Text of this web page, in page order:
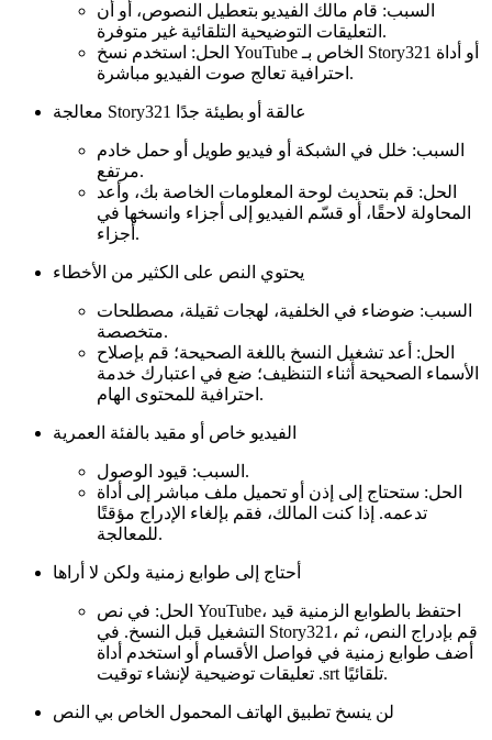
السبب: قام مالك الفيديو بتعطيل النصوص، أو أن
التعليقات التوضيحية التلقائية غير متوفرة.
الحل: استخدم نسخ YouTube الخاص بـ Story321 أو أداة
احترافية تعالج صوت الفيديو مباشرة.
معالجة Story321 عالقة أو بطيئة جدًا
السبب: خلل في الشبكة أو فيديو طويل أو حمل خادم
مرتفع.
الحل: قم بتحديث لوحة المعلومات الخاصة بك، وأعد
المحاولة لاحقًا، أو قسّم الفيديو إلى أجزاء وانسخها في
أجزاء.
يحتوي النص على الكثير من الأخطاء
السبب: ضوضاء في الخلفية، لهجات ثقيلة، مصطلحات
متخصصة.
الحل: أعد تشغيل النسخ باللغة الصحيحة؛ قم بإصلاح
الأسماء الصحيحة أثناء التنظيف؛ ضع في اعتبارك خدمة
احترافية للمحتوى الهام.
الفيديو خاص أو مقيد بالفئة العمرية
السبب: قيود الوصول.
الحل: ستحتاج إلى إذن أو تحميل ملف مباشر إلى أداة
تدعمه. إذا كنت المالك، فقم بإلغاء الإدراج مؤقتًا
للمعالجة.
أحتاج إلى طوابع زمنية ولكن لا أراها
الحل: في نص YouTube، احتفظ بالطوابع الزمنية قيد
التشغيل قبل النسخ. في Story321، قم بإدراج النص، ثم
أضف طوابع زمنية في فواصل الأقسام أو استخدم أداة
تعليقات توضيحية لإنشاء توقيت .srt تلقائيًا.
لن ينسخ تطبيق الهاتف المحمول الخاص بي النص